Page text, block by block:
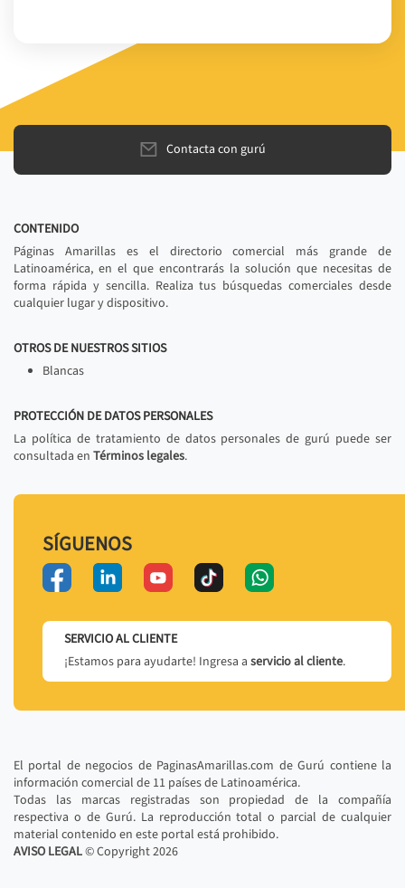
Contacta con gurú
CONTENIDO
Páginas Amarillas es el directorio comercial más grande de
Latinoamérica, en el que encontrarás la solución que necesitas de
forma rápida y sencilla. Realiza tus búsquedas comerciales desde
cualquier lugar y dispositivo.
OTROS DE NUESTROS SITIOS
Blancas
PROTECCIÓN DE DATOS PERSONALES
La política de tratamiento de datos personales de gurú puede ser
consultada en Términos legales.
SÍGUENOS
SERVICIO AL CLIENTE
¡Estamos para ayudarte! Ingresa a servicio al cliente.
El portal de negocios de PaginasAmarillas.com de Gurú contiene la
información comercial de 11 países de Latinoamérica.
Todas las marcas registradas son propiedad de la compañía
respectiva o de Gurú. La reproducción total o parcial de cualquier
material contenido en este portal está prohibido.
AVISO LEGAL© Copyright2026